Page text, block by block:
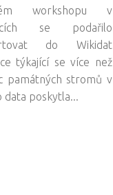
workshopu v
se podařilo
do Wikidat
týkající se více než
památných stromů v
data poskytla...